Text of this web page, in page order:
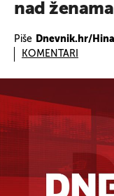
nad ženama
Piše Dnevnik.hr/
KOMENTARI